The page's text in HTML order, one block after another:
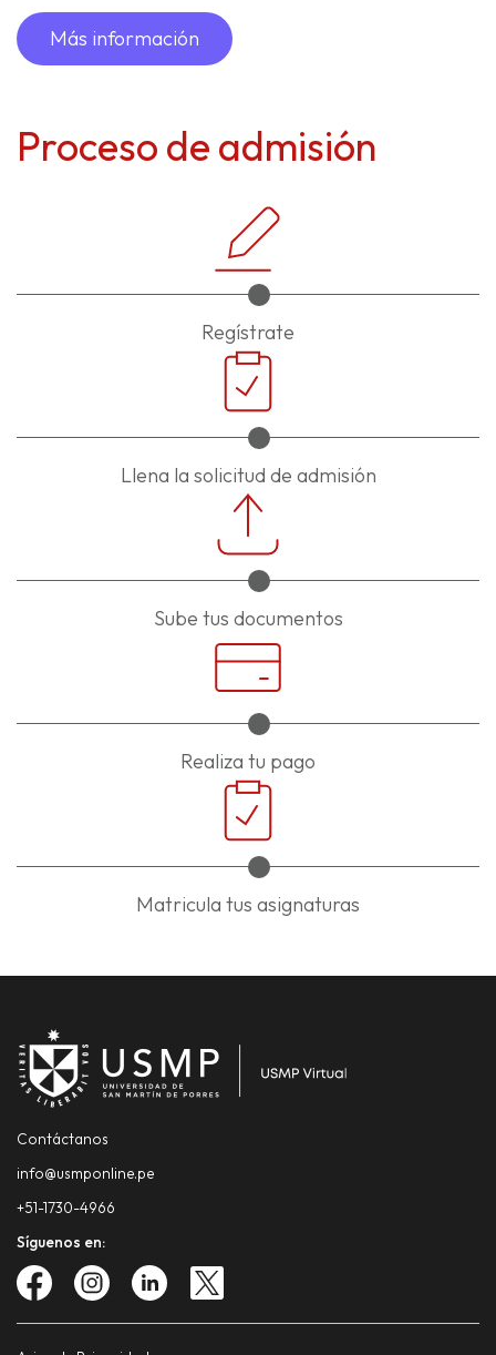
Más información
Proceso de admisión
Regístrate
Llena la solicitud de admisión
Sube tus documentos
Realiza tu pago
Matricula tus asignaturas
Contáctanos
info@usmponline.pe
+51-1730-4966
Síguenos en: